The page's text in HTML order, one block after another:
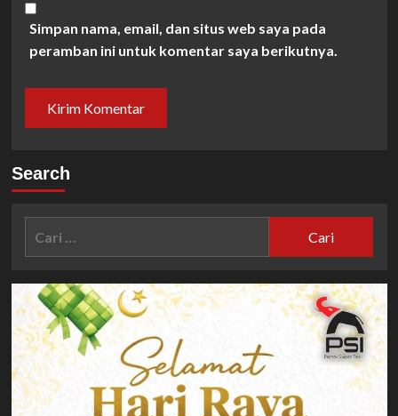
Simpan nama, email, dan situs web saya pada
peramban ini untuk komentar saya berikutnya.
Search